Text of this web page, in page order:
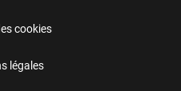
cookies
légales